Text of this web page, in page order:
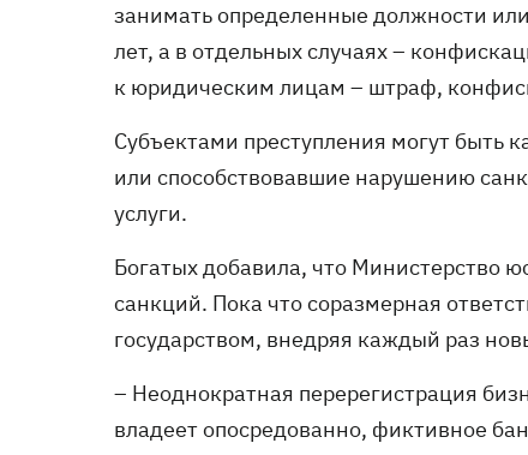
занимать определенные должности
лет, а в отдельных случаях –
к юридическим лицам – штраф,
Субъектами преступления могут быть
или способствовавшие нарушению
услуги.
Богатых добавила, что Министерство
санкций. Пока что соразмерная
государством, внедряя каждый раз
– Неоднократная перерегистрация
владеет опосредованно, фиктивное